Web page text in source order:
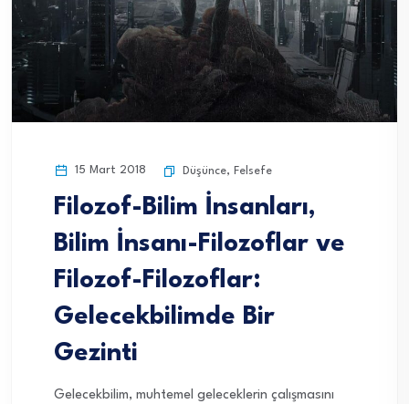
15 Mart 2018 Düşünce, Felsefe
Filozof-Bilim İnsanları,
Bilim İnsanı-Filozoflar ve
Filozof-Filozoflar:
Gelecekbilimde Bir
Gezinti
Gelecekbilim, muhtemel geleceklerin çalışmasını